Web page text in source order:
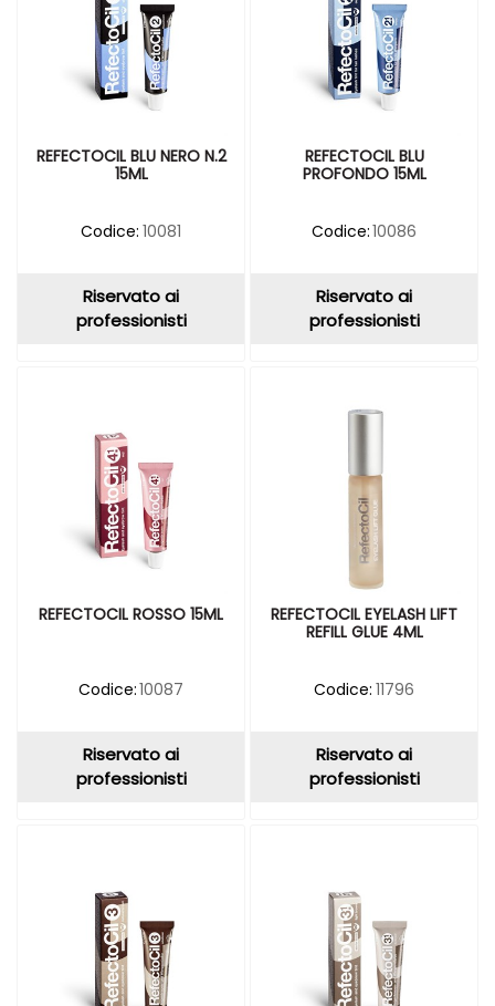
REFECTOCIL BLU NERO N.2
15ML
Codice: 10081
Riservato ai
professionisti
REFECTOCIL BLU
PROFONDO 15ML
Codice:10086
Riservato ai
professionisti
REFECTOCIL ROSSO 15ML
Codice:10087
Riservato ai
professionisti
REFECTOCIL EYELASH LIFT
REFILL GLUE 4ML
Codice: 11796
Riservato ai
professionisti